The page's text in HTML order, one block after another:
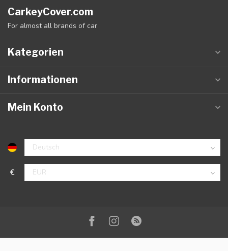
CarkeyCover.com
For almost all brands of car
Kategorien
Informationen
Mein Konto
€